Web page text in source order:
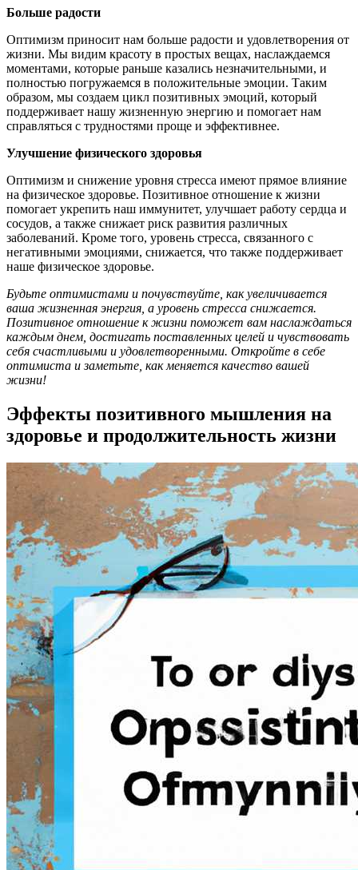
Больше радости
Оптимизм приносит нам больше радости и удовлетворения от
жизни. Мы видим красоту в простых вещах, наслаждаемся
моментами, которые раньше казались незначительными, и
полностью погружаемся в положительные эмоции. Таким
образом, мы создаем цикл позитивных эмоций, который
поддерживает нашу жизненную энергию и помогает нам
справляться с трудностями проще и эффективнее.
Улучшение физического здоровья
Оптимизм и снижение уровня стресса имеют прямое влияние
на физическое здоровье. Позитивное отношение к жизни
помогает укрепить наш иммунитет, улучшает работу сердца и
сосудов, а также снижает риск развития различных
заболеваний. Кроме того, уровень стресса, связанного с
негативными эмоциями, снижается, что также поддерживает
наше физическое здоровье.
Будьте оптимистами и почувствуйте, как увеличивается
ваша жизненная энергия, а уровень стресса снижается.
Позитивное отношение к жизни поможет вам наслаждаться
каждым днем, достигать поставленных целей и чувствовать
себя счастливыми и удовлетворенными. Откройте в себе
оптимиста и заметьте, как меняется качество вашей
жизни!
Эффекты позитивного мышления на
здоровье и продолжительность жизни